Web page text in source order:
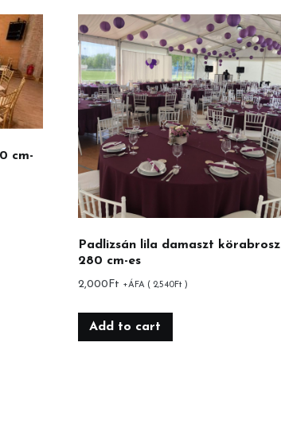
cm-
Padlizsán lila damaszt körabrosz
280 cm-es
2,000 Ft +ÁFA ( 2,540Ft)
Add to cart